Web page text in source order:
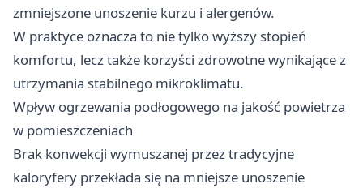
zmniejszone unoszenie kurzu i alergenów.
W praktyce oznacza to nie tylko wyższy stopień
komfortu, lecz także korzyści zdrowotne wynikające z
utrzymania stabilnego mikroklimatu.
Wpływ ogrzewania podłogowego na jakość powietrza
w pomieszczeniach
Brak konwekcji wymuszanej przez tradycyjne
kaloryfery przekłada się na mniejsze unoszenie